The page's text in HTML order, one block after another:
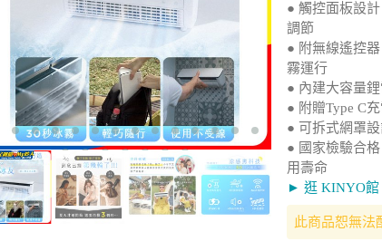
● 觸控面板設
調節
● 附無線遙控
霧運行
● 內建大容量
● 附贈Type C
● 可拆式網罩
● 國家檢驗合
用壽命
► 逛 KINYO館
此商品恕無法